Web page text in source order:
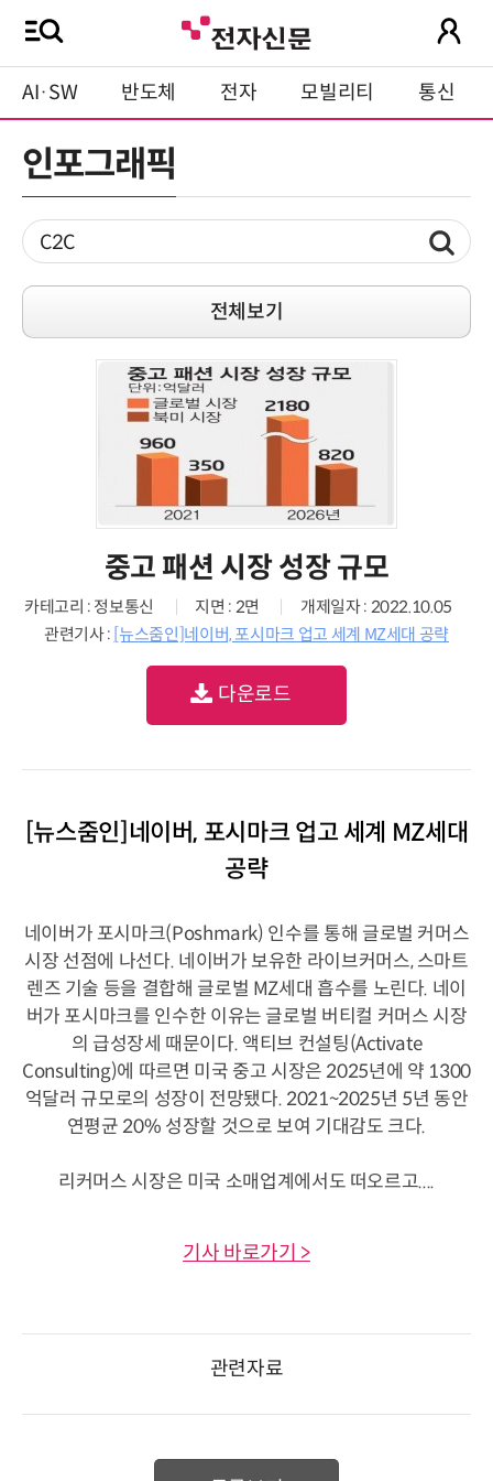
AI·SW 반도체 전자 모빌리티 통신
인포그래픽
전체보기
중고 패션 시장 성장 규모
카테고리 : 정보통신 지면 : 2면
개제일자 : 2022.10.05
관련기사 : [뉴스줌인]네이버, 포시마크 업고 세계 MZ세대 공략
다운로드
[뉴스줌인]네이버, 포시마크 업고 세계 MZ세대
공략
네이버가 포시마크(Poshmark) 인수를 통해 글로벌 커머스
시장 선점에 나선다. 네이버가 보유한 라이브커머스, 스마트
렌즈 기술 등을 결합해 글로벌 MZ세대 흡수를 노린다. 네이
버가 포시마크를 인수한 이유는 글로벌 버티컬 커머스 시장
의 급성장세 때문이다. 액티브 컨설팅(Activate
Consulting)에 따르면 미국 중고 시장은 2025년에 약 1300
억달러 규모로의 성장이 전망됐다. 2021~2025년 5년 동안
연평균 20% 성장할 것으로 보여 기대감도 크다.
리커머스 시장은 미국 소매업계에서도 떠오르고....
기사 바로가기 >
관련자료